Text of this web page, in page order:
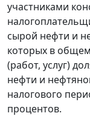
участниками
сырой нефти и
которых в
(работ, услуг)
нефти и
налогового
процентов.